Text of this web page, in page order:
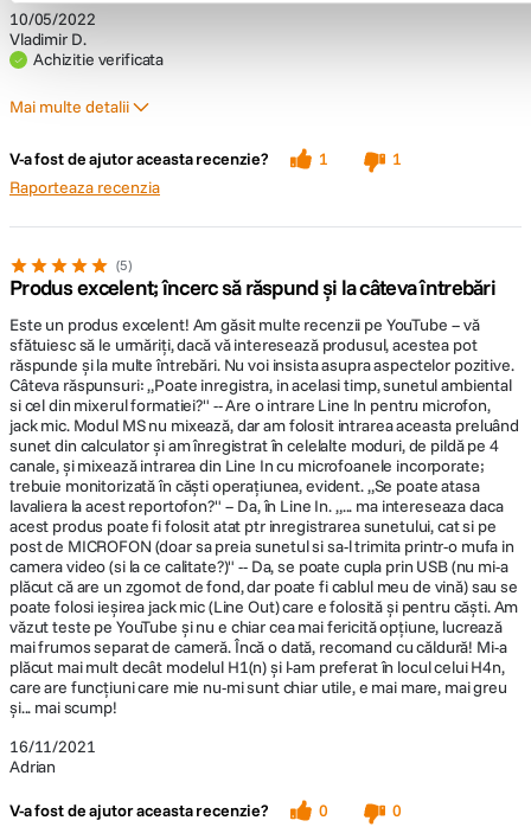
10/05/2022
Vladimir D.
Achizitie verificata
Mai multe detalii
asamblare calitativă
V-a fost de ajutor aceasta recenzie? 1
1
Raporteaza recenzia
5
Produs excelent; încerc să răspund și la câteva întrebări
16/11/2021
Adrian
Este un produs excelent! Am găsit multe recenzii pe YouTube -- vă
sfătuiesc să le urmăriți, dacă vă interesează produsul, acestea pot
răspunde și la multe întrebări. Nu voi insista asupra aspectelor pozitive.
Câteva răspunsuri: „Poate inregistra, in acelasi timp, sunetul ambiental
si cel din mixerul formatiei?" -- Are o intrare Line In pentru microfon,
jack mic. Modul MS nu mixează, dar am folosit intrarea aceasta preluând
sunet din calculator și am înregistrat în celelalte moduri, de pildă pe 4
canale, și mixează intrarea din Line In cu microfoanele incorporate;
trebuie monitorizată în căști operațiunea, evident. „Se poate atasa
lavaliera la acest reportofon?" -- Da, în Line In. „... ma intereseaza daca
acest produs poate fi folosit atat ptr inregistrarea sunetului, cat si pe
post de MICROFON (doar sa preia sunetul si sa-l trimita printr-o mufa in
camera video (si la ce calitate?)" -- Da, se poate cupla prin USB (nu mi-a
plăcut că are un zgomot de fond, dar poate fi cablul meu de vină) sau se
poate folosi ieșirea jack mic (Line Out) care e folosită și pentru căști. Am
văzut teste pe YouTube și nu e chiar cea mai fericită opțiune, lucrează
mai frumos separat de cameră. Încă o dată, recomand cu căldură! Mi-a
plăcut mai mult decât modelul H1(n) și l-am preferat în locul celui H4n,
care are funcțiuni care mie nu-mi sunt chiar utile, e mai mare, mai greu
și... mai scump!
V-a fost de ajutor aceasta recenzie? 0
0